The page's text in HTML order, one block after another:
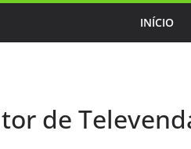
INÍCIO
de